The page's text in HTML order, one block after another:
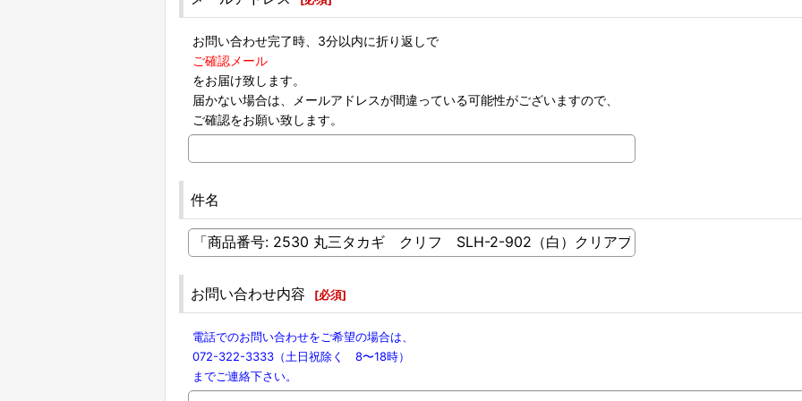
お問い合わせ完了時、3分以内に折り返しで
ご確認メール
をお届け致します。
届かない場合は、メールアドレスが間違っている可能性がございますので、
ご確認をお願い致します。
件名
お問い合わせ内容 [必須]
電話でのお問い合わせをご希望の場合は、
072-322-3333（土日祝除く 8〜18時）
までご連絡下さい。